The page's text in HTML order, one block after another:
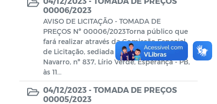
00006/2023
AVISO DE LICITAÇÃO - TOMADA DE
PREÇOS Nº 00006/2023Torna público que
fará realizar através da Comissão Especial
de Licitação, sediada na Rua Antenor
Navarro, nº 837, Lírio Verde, Esperança - PB,
às 11...
04/12/2023 - TOMADA DE PREÇOS
00005/2023